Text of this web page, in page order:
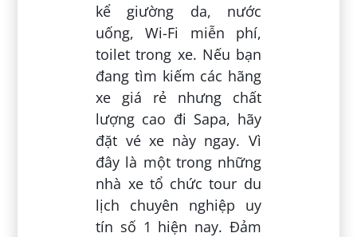
kể giường da, nước
uống, Wi-Fi miễn phí,
toilet trong xe. Nếu bạn
đang tìm kiếm các hãng
xe giá rẻ nhưng chất
lượng cao đi Sapa, hãy
đặt vé xe này ngay. Vì
đây là một trong những
nhà xe tổ chức tour du
lịch chuyên nghiệp uy
tín số 1 hiện nay. Đảm